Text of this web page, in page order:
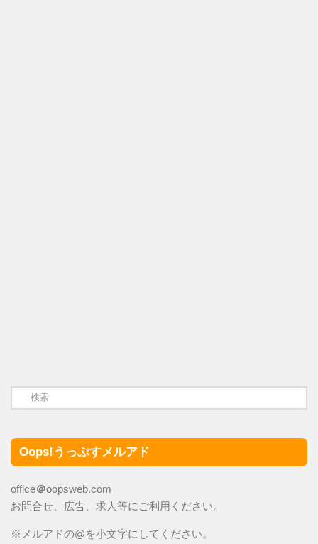
Oops!うっぷすメルアド
office＠oopsweb.com
お問合せ、広告、求人等にご利用ください。
※メルアドの@を小文字にしてください。